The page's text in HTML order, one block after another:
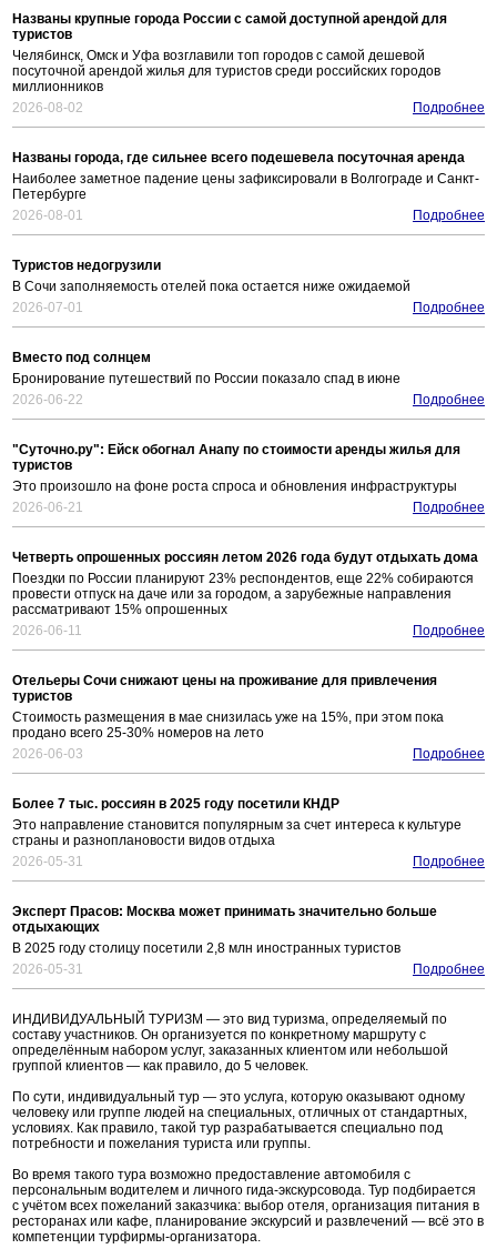
Названы крупные города России с самой доступной арендой для
туристов
Челябинск, Омск и Уфа возглавили топ городов с самой дешевой
посуточной арендой жилья для туристов среди российских городов
миллионников
2026-08-02
Подробнее
Названы города, где сильнее всего подешевела посуточная аренда
Наиболее заметное падение цены зафиксировали в Волгограде и Санкт-
Петербурге
2026-08-01
Подробнее
Туристов недогрузили
В Сочи заполняемость отелей пока остается ниже ожидаемой
2026-07-01
Подробнее
Вместо под солнцем
Бронирование путешествий по России показало спад в июне
2026-06-22
Подробнее
"Суточно.ру": Ейск обогнал Анапу по стоимости аренды жилья для
туристов
Это произошло на фоне роста спроса и обновления инфраструктуры
2026-06-21
Подробнее
Четверть опрошенных россиян летом 2026 года будут отдыхать дома
Поездки по России планируют 23% респондентов, еще 22% собираются
провести отпуск на даче или за городом, а зарубежные направления
рассматривают 15% опрошенных
2026-06-11
Подробнее
Отельеры Сочи снижают цены на проживание для привлечения
туристов
Стоимость размещения в мае снизилась уже на 15%, при этом пока
продано всего 25-30% номеров на лето
2026-06-03
Подробнее
Более 7 тыс. россиян в 2025 году посетили КНДР
Это направление становится популярным за счет интереса к культуре
страны и разноплановости видов отдыха
2026-05-31
Подробнее
Эксперт Прасов: Москва может принимать значительно больше
отдыхающих
В 2025 году столицу посетили 2,8 млн иностранных туристов
2026-05-31
Подробнее
ИНДИВИДУАЛЬНЫЙ ТУРИЗМ — это вид туризма, определяемый по
составу участников. Он организуется по конкретному маршруту с
определённым набором услуг, заказанных клиентом или небольшой
группой клиентов — как правило, до 5 человек.
По сути, индивидуальный тур — это услуга, которую оказывают одному
человеку или группе людей на специальных, отличных от стандартных,
условиях. Как правило, такой тур разрабатывается специально под
потребности и пожелания туриста или группы.
Во время такого тура возможно предоставление автомобиля с
персональным водителем и личного гида-экскурсовода. Тур подбирается
с учётом всех пожеланий заказчика: выбор отеля, организация питания в
ресторанах или кафе, планирование экскурсий и развлечений — всё это в
компетенции турфирмы-организатора.